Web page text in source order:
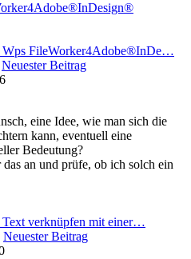
Wps FileWorker4Adobe®InDe…
Neuester Beitrag
eine Idee, wie man sich die
kann, eventuell eine
Bedeutung?
an und prüfe, ob ich solch ein
Text verknüpfen mit einer…
Neuester Beitrag